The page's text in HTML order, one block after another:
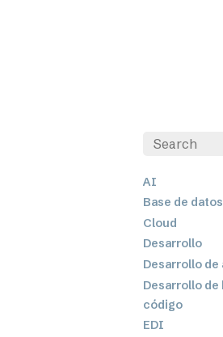
AI
Base de
Cloud
Desarrollo
Desarrollo
Desarrollo de
código
EDI